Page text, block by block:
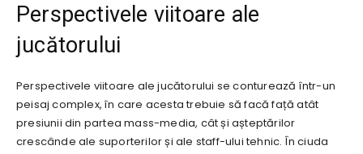
Perspectivele viitoare ale
jucătorului
Perspectivele viitoare ale jucătorului se conturează într-un
peisaj complex, în care acesta trebuie să facă față atât
presiunii din partea mass-media, cât și așteptărilor
crescânde ale suporterilor și ale staff-ului tehnic. În ciuda